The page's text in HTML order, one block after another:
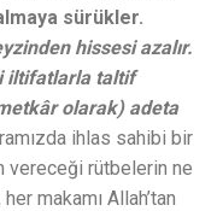
sürükler.
hissesi azalır.
iltifatlarla taltif
olarak) adeta
ihlas sahibi bir
vereceği rütbelerin ne
makamı Allah’tan